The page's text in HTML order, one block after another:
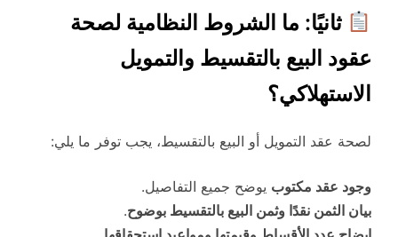
ثانيًا: ما الشروط النظامية لصحة
عقود البيع بالتقسيط والتمويل
الاستهلاكي؟
لصحة عقد التمويل أو البيع بالتقسيط، يجب توفر ما يلي:
وجود عقد مكتوب يوضح جميع التفاصيل.
بيان الثمن نقدًا وثمن البيع بالتقسيط بوضوح.